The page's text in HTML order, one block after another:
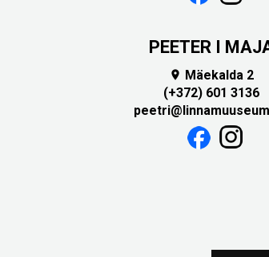
PEETER I
 Mäekalda 2
(+372) 601 3136